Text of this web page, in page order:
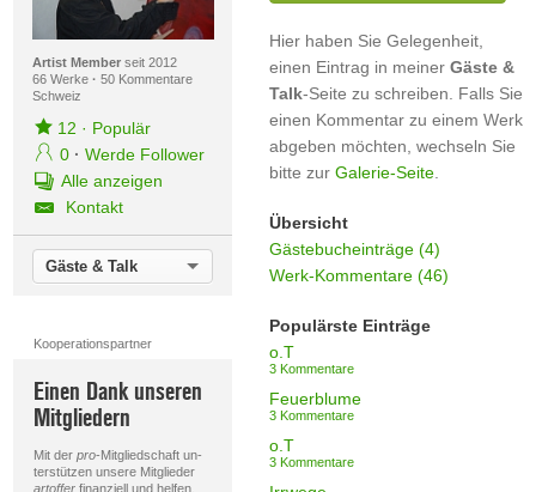
Alle neuen Werke
Artist Memberseit 2012
66 Werke · 50 Kommentare
Schweiz
12 · Populär
0 · Werde Follower
Alle anzeigen
Kontakt
Gäste & Talk
Kooperationspartner
Einen Dank unseren
Mitgliedern
Mit der pro-Mitgliedschaft un-
terstützen unsere Mitglieder
artofferfinanziell und helfen,
Hier haben Sie Gelegenheit,
einen Eintrag in meiner Gäste &
Talk-Seite zu schreiben. Falls Sie
einen Kommentar zu einem Werk
abgeben möchten, wechseln Sie
bitte zur Galerie-Seite.
Übersicht
Gästebucheinträge (4)
Werk-Kommentare (46)
Populärste Einträge
o.T
3 Kommentare
Feuerblume
3 Kommentare
o.T
3 Kommentare